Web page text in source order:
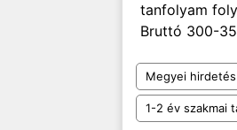
tanfolyam
Bruttó 300-
Megyei hirdetés
1-2 év szakmai